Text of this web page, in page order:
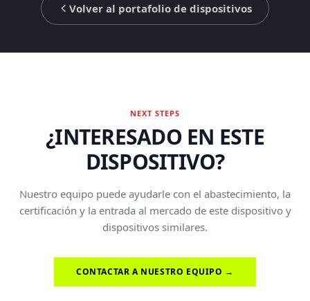
Volver al portafolio de dispositivos
NEXT STEPS
¿INTERESADO EN ESTE
DISPOSITIVO?
Nuestro equipo puede ayudarle con el abastecimiento, la
certificación y la entrada al mercado de este dispositivo y
dispositivos similares.
CONTACTAR A NUESTRO EQUIPO →